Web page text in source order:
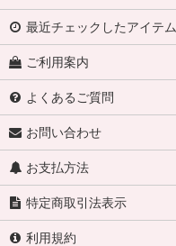
最近チェックしたアイテム
ご利用案内
よくあるご質問
お問い合わせ
お支払方法
特定商取引法表示
利用規約